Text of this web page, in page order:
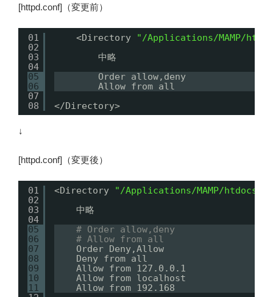
[httpd.conf]（変更前）
01
02
03
04
05
06
07
08
<Directory
"/Applications/MAMP/
中略
Order allow,deny
Allow from all
</Directory>
↓
[httpd.conf]（変更後）
01
02
03
04
05
06
07
08
09
10
11
<Directory "/Applications/MAMP/htdocs"
中略
# Order allow,deny
# Allow from all
Order Deny,Allow
Deny from all
Allow from 127.0.0.1
Allow from localhost
Allow from 192.168